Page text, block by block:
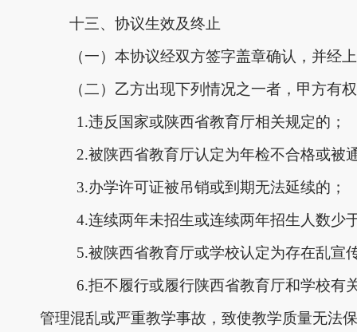
十三、协议生效及终止
（一）本协议经双方签字盖章确认，并经
（二）乙方出现下列情况之一者，甲方有
1.违反国家或陕西省教育厅相关规定的；
2.被陕西省教育厅认定为年检不合格或被
3.办学许可证被吊销或到期无法延续的；
4.连续两年未招生或连续两年招生人数少
5.被陕西省教育厅或学校认定为存在乱宣
6.拒不履行或履行陕西省教育厅和学校有
管理混乱或严重教学事故，致使教学质量无法